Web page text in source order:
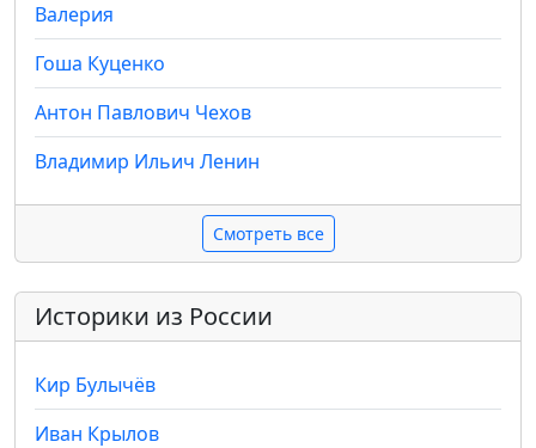
Валерия
Гоша Куценко
Антон Павлович Чехов
Владимир Ильич Ленин
Смотреть все
Историки из России
Кир Булычёв
Иван Крылов